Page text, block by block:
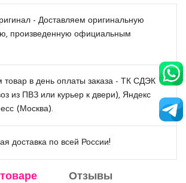
- Доставляем оригинальную
произведенную официальным
товар в день оплаты заказа - ТК СДЭК
из ПВЗ или курьер к двери), Яндекс
(Москва).
доставка по всей России!
Отзывы